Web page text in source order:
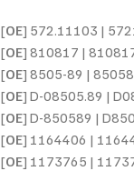
[OE] 572.11103 |
[OE] 810817 |
[OE] 8505-89 |
[OE] D-08505.89 |
[OE] D-850589 |
[OE] 1164406 |
[OE] 1173765 |